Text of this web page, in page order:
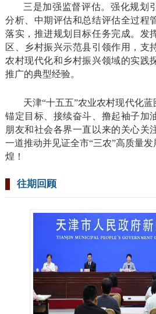
三是加强监督评估。强化规划
分析、中期评估和总结评估全过程
落实，推进规划目标任务完成。发
区、乡村振兴示范县引领作用，支
农村现代化和乡村振兴领域的实践
推广的典型经验。
天津“十五五”农业农村现代化
锚定目标、接续奋斗、撸起袖子加
朋友和社会各界一直以来的关心关
一道推动并见证全市“三农”高质量
煌！
往期回顾